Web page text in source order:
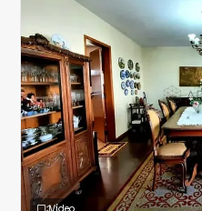
Vídeo